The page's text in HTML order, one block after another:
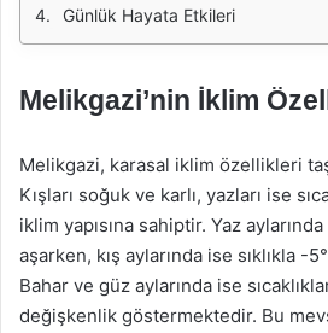
Günlük Hayata Etkileri
Melikgazi’nin İklim
Melikgazi, karasal iklim özellikleri
Kışları soğuk ve karlı, yazları ise
iklim yapısına sahiptir. Yaz aylarında
aşarken, kış aylarında ise sıklıkla -
Bahar ve güz aylarında ise
değişkenlik göstermektedir. Bu